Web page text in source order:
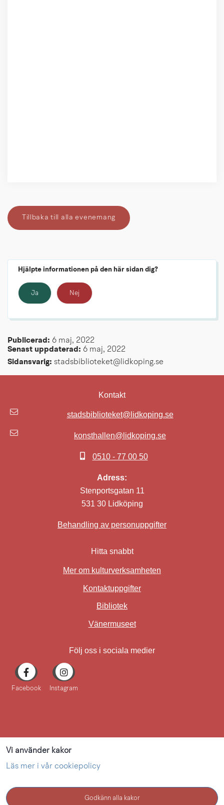
Vi använder kakor
Läs mer i vår cookiepolicy
Godkänn alla kakor
Tillbaka till alla evenemang
Hjälpte informationen på den här sidan dig?
Ja Nej
Publicerad: 6 maj, 2022
Senast uppdaterad: 6 maj, 2022
Sidansvarig: stadsbiblioteket@lidkoping.se
Kontakt
stadsbiblioteket@lidkoping.se
konsthallen@lidkoping.se
0510 - 77 00 50
Adress:
Stenportsgatan 11
531 30 Lidköping
Behandling av personuppgifter
Hitta snabbt
Mer om kulturverksamheten
Kontaktuppgifter
Bibliotek
VänermuseetLänk till annan
Följ oss i sociala medier
Facebook Instagram